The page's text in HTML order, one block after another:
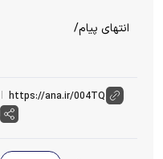
انتهای پیام/